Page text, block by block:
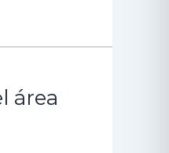
área